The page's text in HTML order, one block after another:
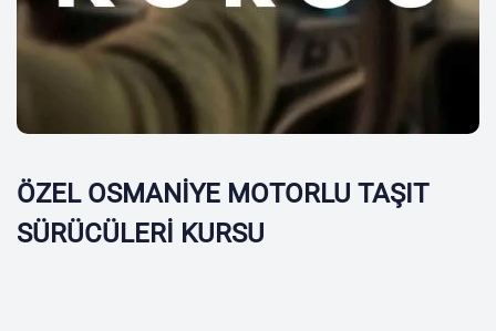
ÖZEL OSMANİYE MOTORLU TAŞIT
SÜRÜCÜLERİ KURSU